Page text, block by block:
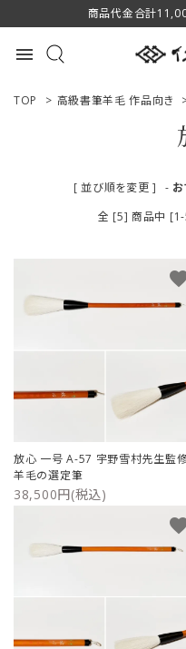
商品代金合計
menu
ACCOUNT MENU
商品一覧
私たちについて
プライバシーポリシー
TOP > 高級書筆羊毛 作品向き
[ 並び順を変更 ] -
全 [5] 商品中 [1-
放心 一号 A-57 宇野雪村先生監
羊毛の選定筆
38,500円(税込)